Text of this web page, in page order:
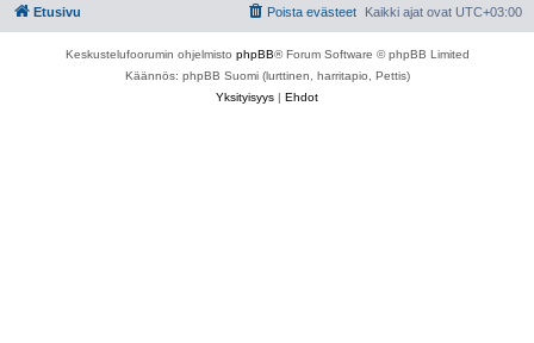
Etusivu Kaikki ajat ovat UTC+03:00
Poista evästeet
Keskustelufoorumin ohjelmisto phpBB® Forum Software © phpBB Limited
Käännös: phpBB Suomi (lurttinen, harritapio, Pettis)
Yksityisyys | Ehdot